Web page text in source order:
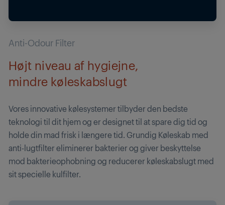
Anti-Odour Filter
Højt niveau af hygiejne,
mindre køleskabslugt
Vores innovative kølesystemer tilbyder den bedste
teknologi til dit hjem og er designet til at spare dig tid og
holde din mad frisk i længere tid. Grundig Køleskab med
anti-lugtfilter eliminerer bakterier og giver beskyttelse
mod bakterieophobning og reducerer køleskabslugt med
sit specielle kulfilter.